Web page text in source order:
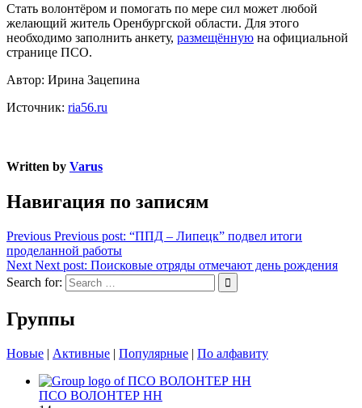
Стать волонтёром и помогать по мере сил может любой
желающий житель Оренбургской области. Для этого
необходимо заполнить анкету, размещённую на официальной
странице ПСО.
Автор: Ирина Зацепина
Источник: ria56.ru
Written by Varus
Навигация по записям
Previous Previous post: “ППД – Липецк” подвел итоги
проделанной работы
Next Next post: Поисковые отряды отмечают день рождения
Search for:
Группы
Новые | Активные | Популярные | По алфавиту
ПСО ВОЛОНТЕР НН